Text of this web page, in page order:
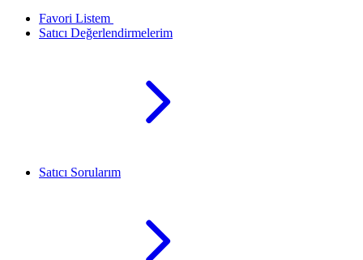
Favori Listem
Satıcı Değerlendirmelerim
Satıcı Sorularım